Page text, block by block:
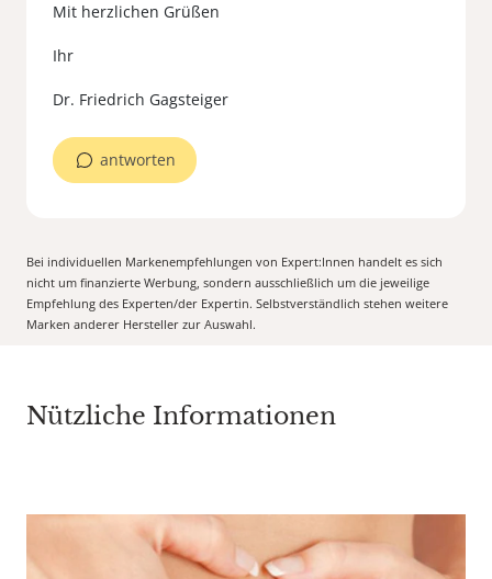
Mit herzlichen Grüßen
Ihr
antworten
Bei individuellen Markenempfehlungen von Expert:Innen handelt es sich
nicht um finanzierte Werbung, sondern ausschließlich um die jeweilige
Empfehlung des Experten/der Expertin. Selbstverständlich stehen weitere
Marken anderer Hersteller zur Auswahl.
Nützliche Informationen